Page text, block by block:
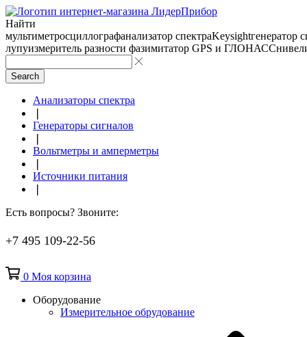
Найти
мультиметросциллографанализатор спектраKeysightгенератор
лупуизмеритель разности фазимитатор GPS и ГЛОНАСС
Search
Анализаторы спектра
Генераторы сигналов
Вольтметры и амперметры
Источники питания
Есть вопросы? Звоните:
+7 495 109-22-56
0 Моя корзина
Оборудование
Измерительное обрудование